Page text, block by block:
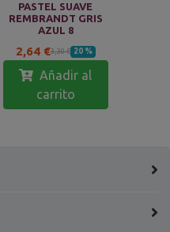
PASTEL SUAVE
REMBRANDT GRIS
AZUL 8
2,64 €3,30 € 20 %
Añadir al
carrito